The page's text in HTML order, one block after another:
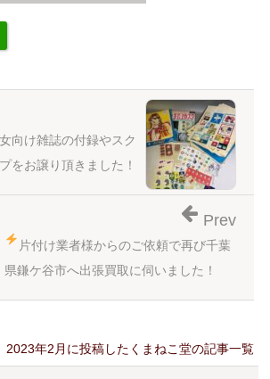
向け雑誌の付録やスク
をお譲り頂きました！
片付け業者様からのご依頼で再び千葉
県鎌ケ谷市へ出張買取に伺いました！
Prev
2023年2月に投稿したくまねこ堂の記事一覧